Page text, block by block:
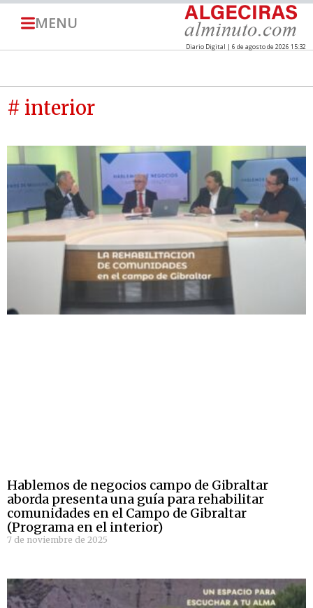
MENU
Diario Digital | 6 de agosto de 2026 15:32
# interior
Hablemos de negocios campo de Gibraltar
aborda presenta una guía para rehabilitar
comunidades en el Campo de Gibraltar
(Programa en el interior)
7 de noviembre de 2025